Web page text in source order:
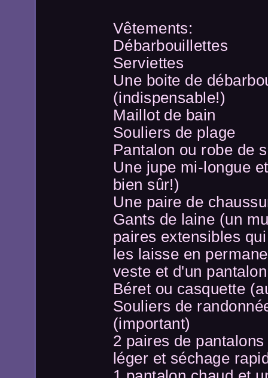
Vêtements:
Débarbouillettes
Serviettes
Une boite de
(indispensable!)
Maillot de bain
Souliers de plage
Pantalon ou robe de
Une jupe mi-longue
bien sûr!)
Une paire de
Gants de laine (un
paires extensibles
les laisse en
veste et d'un
Béret ou casquette
Souliers de
(important)
2 paires de
léger et séchage